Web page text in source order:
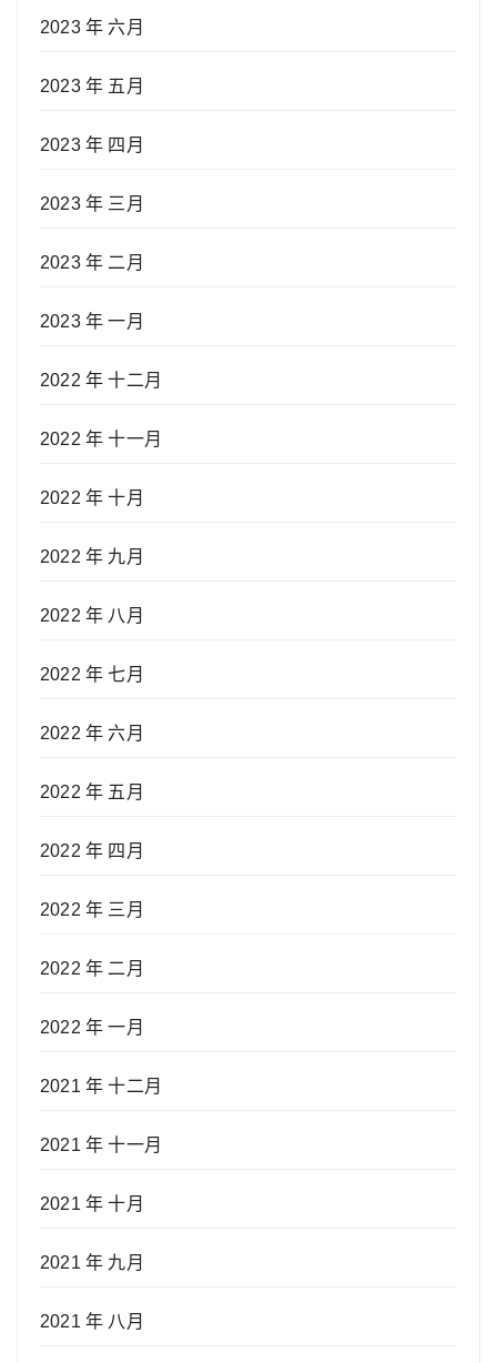
2023 年 六月
2023 年 五月
2023 年 四月
2023 年 三月
2023 年 二月
2023 年 一月
2022 年 十二月
2022 年 十一月
2022 年 十月
2022 年 九月
2022 年 八月
2022 年 七月
2022 年 六月
2022 年 五月
2022 年 四月
2022 年 三月
2022 年 二月
2022 年 一月
2021 年 十二月
2021 年 十一月
2021 年 十月
2021 年 九月
2021 年 八月